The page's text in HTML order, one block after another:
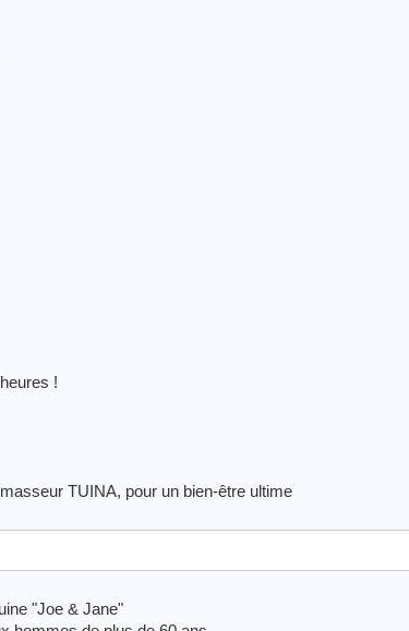
!
TUINA, pour un bien-être ultime
"Joe & Jane"